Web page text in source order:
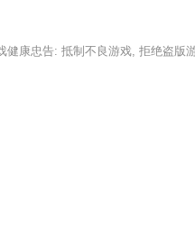
健康忠告: 抵制不良游戏, 拒绝盗版